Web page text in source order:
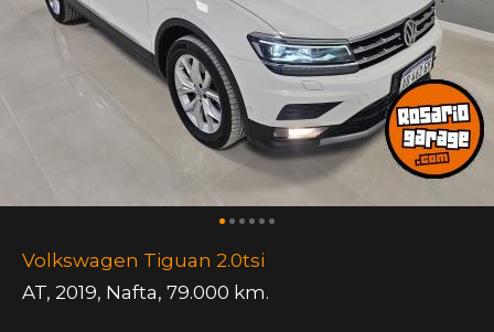
Volkswagen Tiguan 2.0tsi
AT, 2019, Nafta, 79.000 km.